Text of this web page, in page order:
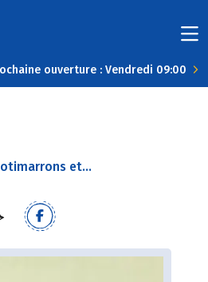
ouverture : Vendredi 09:00
et...